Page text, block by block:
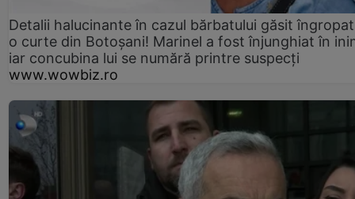
Detalii halucinante în cazul bărbatului găsit
o curte din Botoșani! Marinel a fost înjunghiat în
iar concubina lui se numără printre suspecți
www.wowbiz.ro